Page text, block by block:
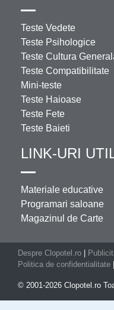
Teste Vedete
Teste Psihologice
Teste Cultura
Teste Compatibilitate
Mini-teste
Teste Haioase
Teste Fete
Teste Baieti
LINK-URI
Materiale educative
Programari saloane
Magazinul de Carte
Despre Clopotel.ro
Politica de confidentialitate
© 2001-2026 Clopotel.ro